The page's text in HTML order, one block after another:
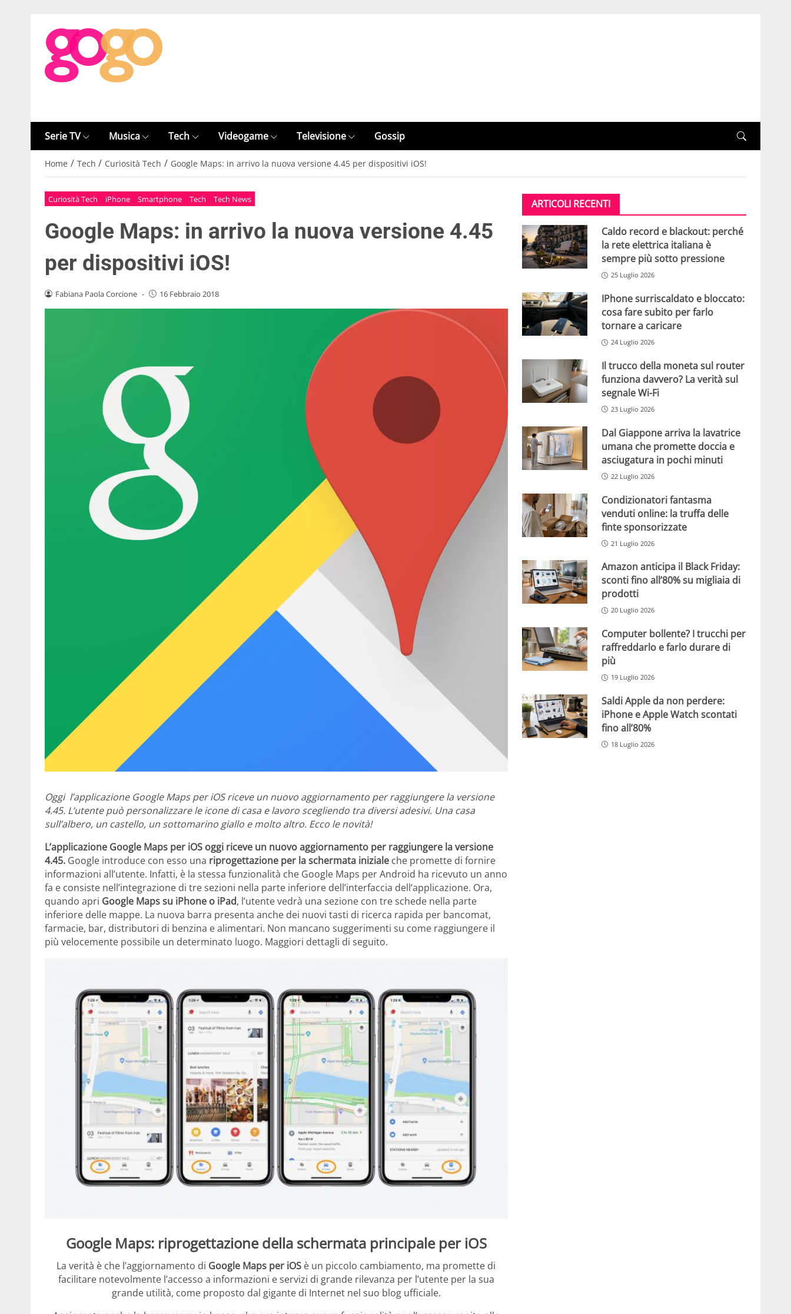
Serie TV Musica Tech Videogame Televisione Gossip
Home / Tech / Curiosità Tech / Google Maps: in arrivo la nuova versione 4.45 per dispositivi iOS!
Curiosità Tech iPhone Smartphone Tech Tech News
Google Maps: in arrivo la nuova versione 4.45
per dispositivi iOS!
Fabiana Paola Corcione - 16 Febbraio 2018
Oggi l’applicazione Google Maps per iOS riceve un nuovo aggiornamento per raggiungere la versione
4.45. L’utente può personalizzare le icone di casa e lavoro scegliendo tra diversi adesivi. Una casa
sull’albero, un castello, un sottomarino giallo e molto altro. Ecco le novità!
L’applicazione Google Maps per iOS oggi riceve un nuovo aggiornamento per raggiungere la versione
4.45. Google introduce con esso una riprogettazione per la schermata iniziale che promette di fornire
informazioni all’utente. Infatti, è la stessa funzionalità che Google Maps per Android ha ricevuto un anno
fa e consiste nell’integrazione di tre sezioni nella parte inferiore dell’interfaccia dell’applicazione. Ora,
quando apri Google Maps su iPhone o iPad, l’utente vedrà una sezione con tre schede nella parte
inferiore delle mappe. La nuova barra presenta anche dei nuovi tasti di ricerca rapida per bancomat,
farmacie, bar, distributori di benzina e alimentari. Non mancano suggerimenti su come raggiungere il
più velocemente possibile un determinato luogo. Maggiori dettagli di seguito.
Google Maps: riprogettazione della schermata principale per iOS
La verità è che l’aggiornamento di Google Maps per iOS è un piccolo cambiamento, ma promette di
facilitare notevolmente l’accesso a informazioni e servizi di grande rilevanza per l’utente per la sua
grande utilità, come proposto dal gigante di Internet nel suo blog ufficiale.
ARTICOLI RECENTI
Caldo record e blackout: perché
la rete elettrica italiana è
sempre più sotto pressione
25 Luglio 2026
IPhone surriscaldato e bloccato:
cosa fare subito per farlo
tornare a caricare
24 Luglio 2026
Il trucco della moneta sul router
funziona davvero? La verità sul
segnale Wi-Fi
23 Luglio 2026
Dal Giappone arriva la lavatrice
umana che promette doccia e
asciugatura in pochi minuti
22 Luglio 2026
Condizionatori fantasma
venduti online: la truffa delle
finte sponsorizzate
21 Luglio 2026
Amazon anticipa il Black Friday:
sconti fino all’80% su migliaia di
prodotti
20 Luglio 2026
Computer bollente? I trucchi per
raffreddarlo e farlo durare di
più
19 Luglio 2026
Saldi Apple da non perdere:
iPhone e Apple Watch scontati
fino all’80%
18 Luglio 2026